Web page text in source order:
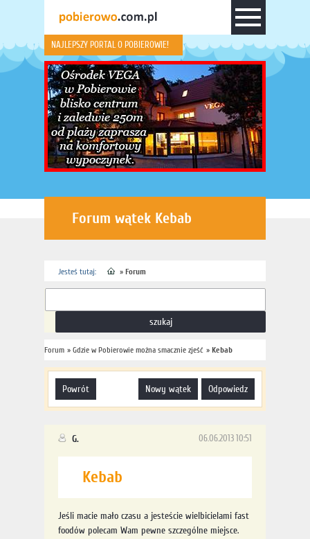
NAJLEPSZY PORTAL O POBIEROWIE!
Forum wątek Kebab
Jesteś tutaj: » Forum
Forum » Gdzie w Pobierowie można smacznie zjeść » Kebab
powrót odpowiedz
nowy wątek
06.06.2013 10:51
G.
Kebab
Jeśli macie mało czasu a jesteście wielbicielami fast
foodów polecam Wam pewne szczególne miejsce.